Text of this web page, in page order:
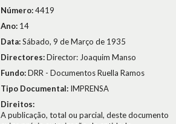
Número:4419
Ano: 14
Data:Sábado, 9 de Março de 1935
Directores:Director: Joaquim Manso
Fundo:DRR - Documentos Ruella Ramos
Tipo Documental: IMPRENSA
Direitos:
A publicação, total ou parcial, deste documento